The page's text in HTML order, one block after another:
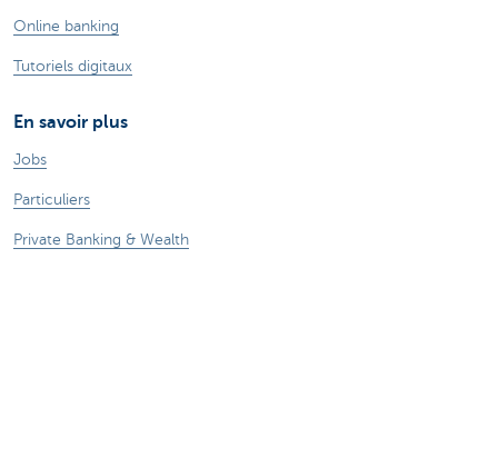
Online banking
Tutoriels digitaux
En savoir plus
Jobs
Particuliers
Private Banking & Wealth